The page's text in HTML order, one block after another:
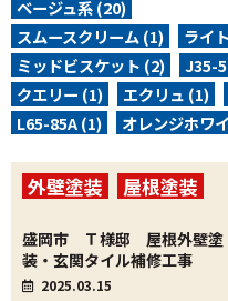
ベージュ系 (20)
スムースクリーム (1)
ライ
ミッドビスケット (2)
J35-
クエリー (1)
エクリュ (1)
L65-85A (1)
オレンジホワ
盛岡市 Ｔ様邸 屋根外壁塗
装・玄関タイル補修工事
2025.03.15
外壁塗装
屋根塗装
その他工事・リフォー
ム工事